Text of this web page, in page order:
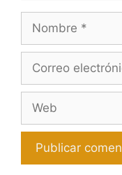
Nombre
Correo
Web